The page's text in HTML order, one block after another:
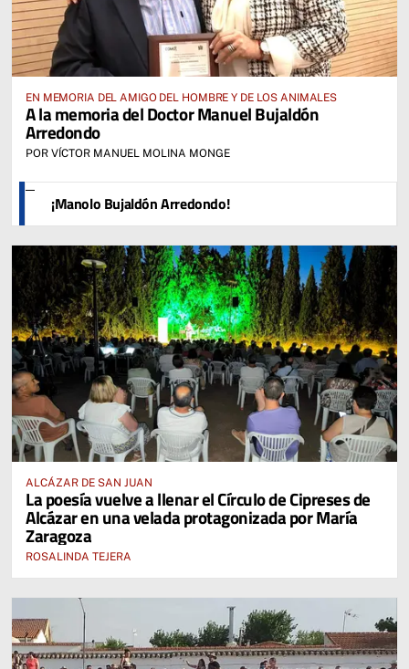
EN MEMORIA DEL AMIGO DEL HOMBRE Y DE LOS ANIMALES
A la memoria del Doctor Manuel Bujaldón
Arredondo
POR VÍCTOR MANUEL MOLINA MONGE
¡Manolo Bujaldón Arredondo!
ALCÁZAR DE SAN JUAN
La poesía vuelve a llenar el Círculo de Cipreses de
Alcázar en una velada protagonizada por María
Zaragoza
ROSALINDA TEJERA